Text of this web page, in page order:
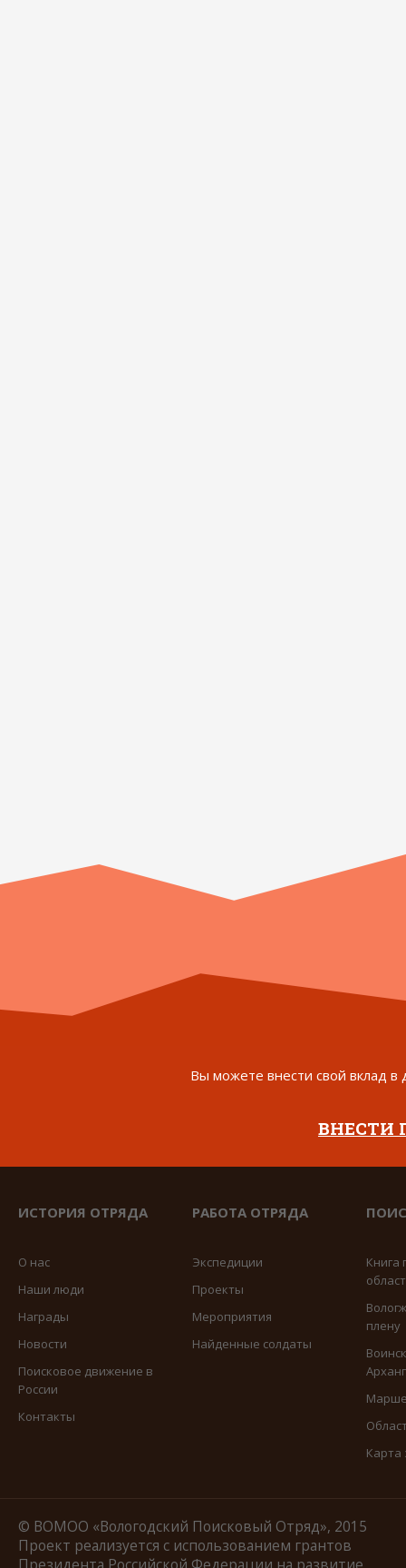
Вы можете внести свой вклад в
ВНЕСТИ
ИСТОРИЯ ОТРЯДА
О нас
Наши люди
Награды
Новости
Поисковое движение в
России
Контакты
РАБОТА ОТРЯДА
Экспедиции
Проекты
Мероприятия
Найденные солдаты
Книга
плену
Карта
© ВОМОО «Вологодский Поисковый Отряд», 2015
Проект реализуется с использованием грантов